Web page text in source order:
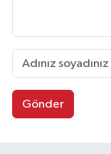
Gönder